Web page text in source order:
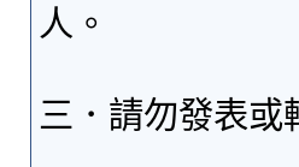
人。
三．請勿發表或